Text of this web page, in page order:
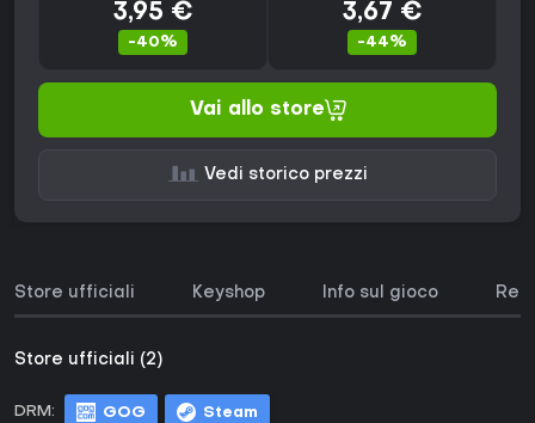
3,95 €
-40%
3,67 €
-44%
Vai allo store
Vedi storico prezzi
Store ufficiali Keyshop Info sul gioco
Store ufficiali (2)
DRM: GOG Steam